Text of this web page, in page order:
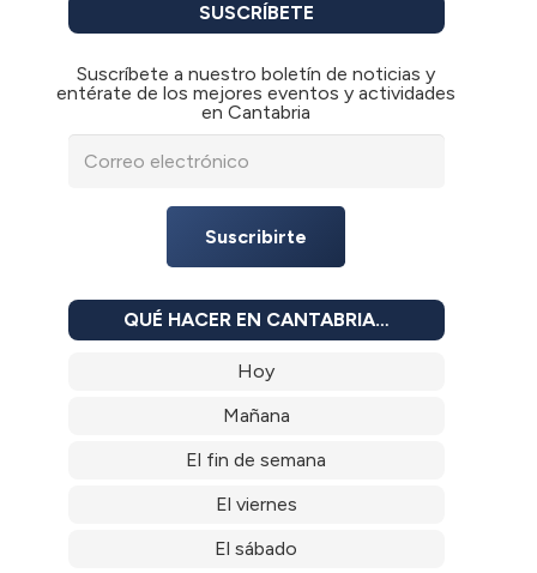
SUSCRÍBETE
Suscríbete a nuestro boletín de noticias y
entérate de los mejores eventos y actividades
en Cantabria
Suscribirte
QUÉ HACER EN CANTABRIA…
Hoy
Mañana
El fin de semana
El viernes
El sábado